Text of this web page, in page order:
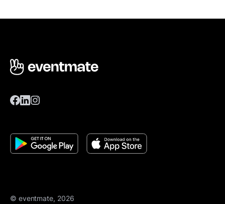
© eventmate, 2026